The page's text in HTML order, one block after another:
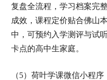
复盘全流程，学习档案完
成效，课程定价贴合佛山
中，可预约入学测评与试
卡点的高中生家庭。
（5）荷叶学课微信小程序